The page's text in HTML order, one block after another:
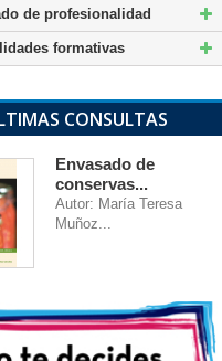
de profesionalidad
formativas
CONSULTAS
Envasado de
conservas...
Autor: María Teresa
Muñoz...